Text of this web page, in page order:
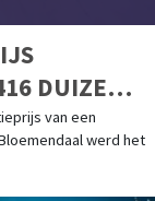
DUIZEND
van een
werd het